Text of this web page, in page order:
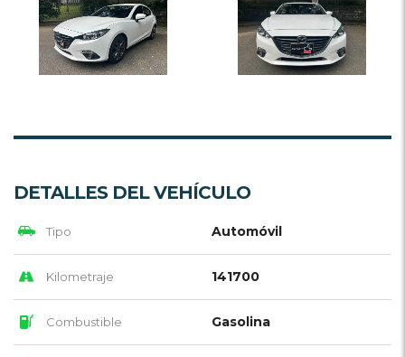
DETALLES DEL VEHÍCULO
Tipo Automóvil
Kilometraje 141700
Combustible Gasolina